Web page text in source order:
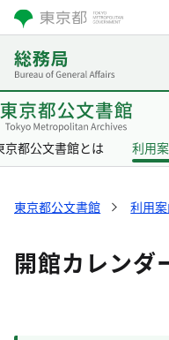
京都公文書館とは 利用
東京都公文書館 利用
開館カレンダ